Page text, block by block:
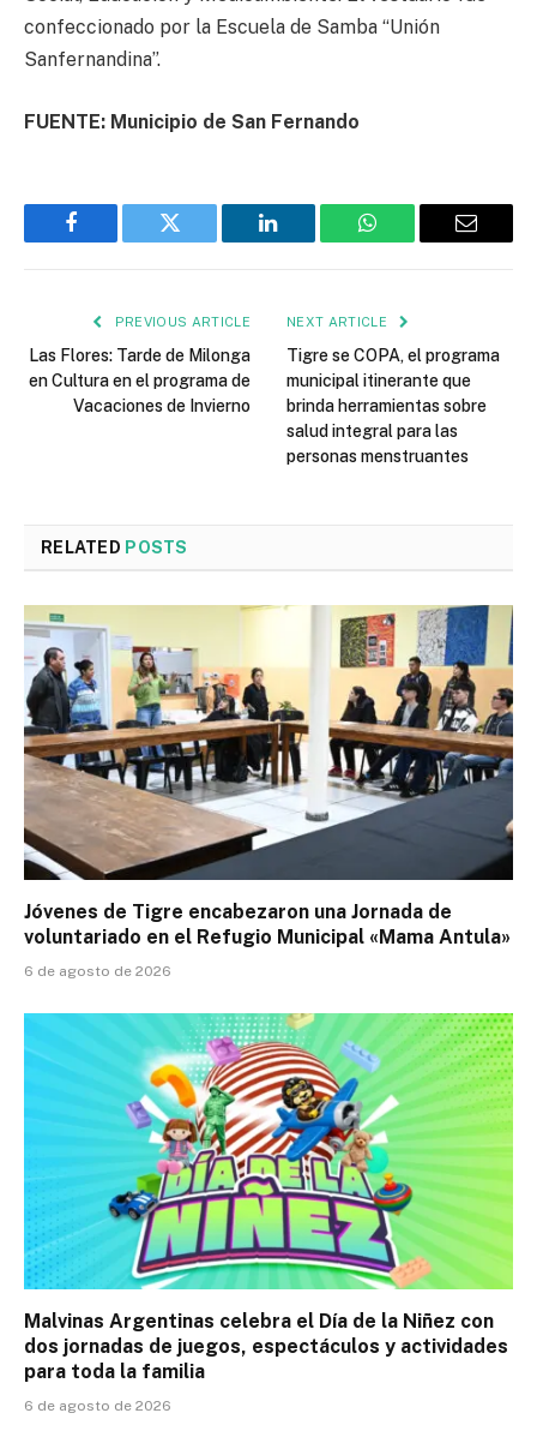
confeccionado por la Escuela de Samba “Unión
Sanfernandina”.
FUENTE: Municipio de San Fernando
Facebook Twitter LinkedIn WhatsApp Email
PREVIOUS ARTICLE
Las Flores: Tarde de Milonga
en Cultura en el programa de
Vacaciones de Invierno
NEXT ARTICLE
Tigre se COPA, el programa
municipal itinerante que
brinda herramientas sobre
salud integral para las
personas menstruantes
RELATED POSTS
Jóvenes de Tigre encabezaron una Jornada de
voluntariado en el Refugio Municipal «Mama Antula»
6 de agosto de 2026
Malvinas Argentinas celebra el Día de la Niñez con
dos jornadas de juegos, espectáculos y actividades
para toda la familia
6 de agosto de 2026